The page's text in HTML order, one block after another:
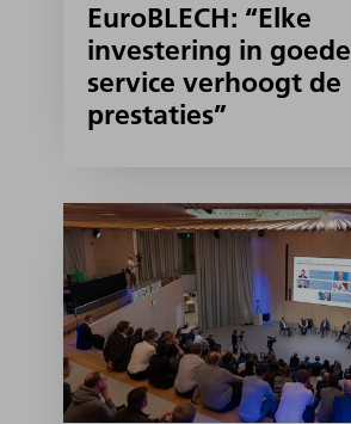
EuroBLECH: “Elke
investering in goede
service verhoogt de
prestaties”